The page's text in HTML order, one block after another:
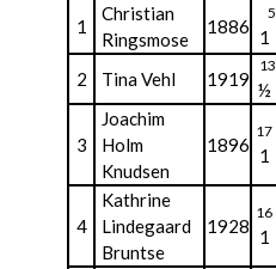
1
Christian
Ringsmose
1886
5
1
2 Tina Vehl 1919
13
½
3
Joachim
Holm
Knudsen
1896
17
1
4
Kathrine
Lindegaard
Bruntse
1928
16
1